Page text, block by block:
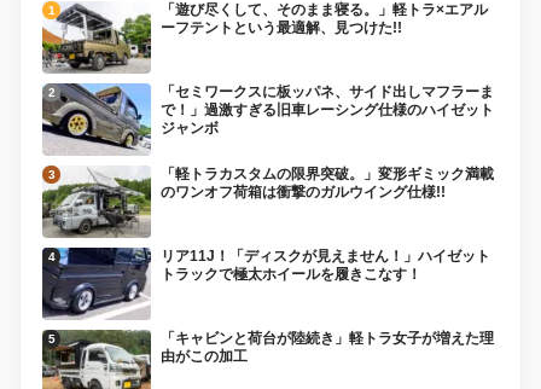
「遊び尽くして、そのまま寝る。」軽トラ×エアル
ーフテントという最適解、見つけた!!
「セミワークスに板ッパネ、サイド出しマフラーま
で！」過激すぎる旧車レーシング仕様のハイゼット
ジャンボ
「軽トラカスタムの限界突破。」変形ギミック満載
のワンオフ荷箱は衝撃のガルウイング仕様!!
リア11J！「ディスクが見えません！」ハイゼット
トラックで極太ホイールを履きこなす！
「キャビンと荷台が陸続き」軽トラ女子が増えた理
由がこの加工